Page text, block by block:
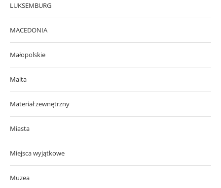
LUKSEMBURG
MACEDONIA
Małopolskie
Malta
Materiał zewnętrzny
Miasta
Miejsca wyjątkowe
Muzea